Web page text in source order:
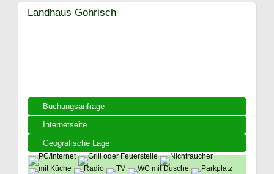
Buchungsanfrage
Internetseite
Geografische Lage
Landhaus Gohrisch